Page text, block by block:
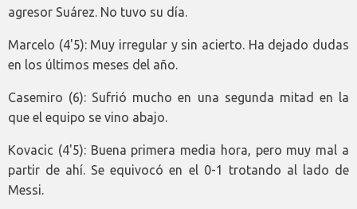
agresor Suárez. No tuvo su día.
Marcelo (4'5): Muy irregular y sin acierto. Ha dejado dudas
en los últimos meses del año.
Casemiro (6): Sufrió mucho en una segunda mitad en la
que el equipo se vino abajo.
Kovacic (4'5): Buena primera media hora, pero muy mal a
partir de ahí. Se equivocó en el 0-1 trotando al lado de
Messi.